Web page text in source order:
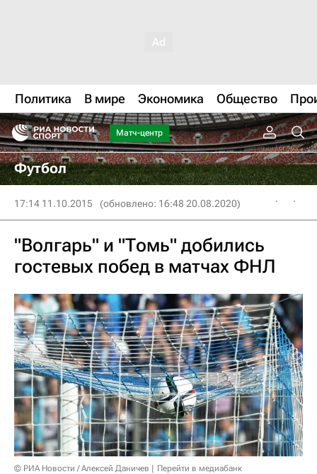
Политика В мире Экономика Общество
Матч-центр
Футбол
17:14 11.10.2015 (обновлено: 16:48 20.08.2020)
"Волгарь" и "Томь" добились
гостевых побед в матчах ФНЛ
© РИА Новости / Алексей Даничев Перейти в медиабанк